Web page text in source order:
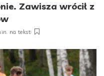
Zawisza wrócił z
na tekst